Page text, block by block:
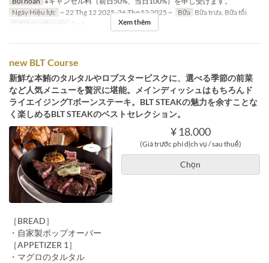
Ngày Hiệu lực ~ 22 Thg 12 2025, 26 Thg 12 2025 ~ Bữa Bữa trưa, Bữa tối
Giới hạn dặt món
2 ~ 6 Xem thêm
new BLT Course
新鮮な本鮪のタルタルやロブスタービスクに、選べる季節の前菜
など人気メニューを贅沢に堪能。メインディッシュはもちろんド
ライエイジングTボーンステーキ。BLT STEAKの魅力を余すことな
く楽しめるBLT STEAKのベストセレクション。
¥ 18.000
(Giá trước phí dịch vụ / sau thuế)
Chọn
［BREAD］
・自家製ポップオーバー
［APPETIZER 1］
・マグロのタルタル